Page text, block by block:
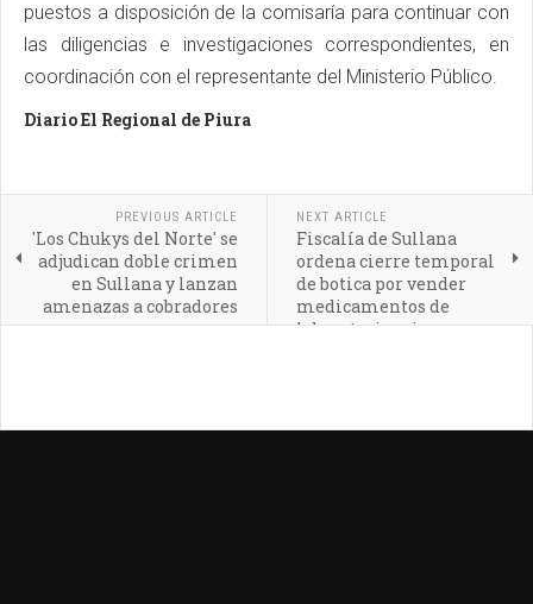
puestos a disposición de la comisaría para continuar con
las diligencias e investigaciones correspondientes, en
coordinación con el representante del Ministerio Público.
Diario El Regional de Piura
PREVIOUS ARTICLE
'Los Chukys del Norte' se
adjudican doble crimen
en Sullana y lanzan
amenazas a cobradores
NEXT ARTICLE
Fiscalía de Sullana
ordena cierre temporal
de botica por vender
medicamentos de
laboratorios sin